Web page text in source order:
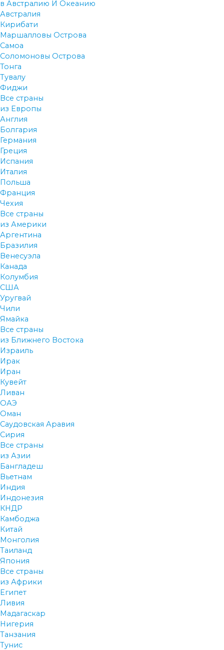
в Австралию И Океанию
Австралия
Кирибати
Маршалловы Острова
Самоа
Соломоновы Острова
Тонга
Тувалу
Фиджи
Все страны
из Европы
Англия
Болгария
Германия
Греция
Испания
Италия
Польша
Франция
Чехия
Все страны
из Америки
Аргентина
Бразилия
Венесуэла
Канада
Колумбия
США
Уругвай
Чили
Ямайка
Все страны
из Ближнего Востока
Израиль
Ирак
Иран
Кувейт
Ливан
ОАЭ
Оман
Саудовская Аравия
Сирия
Все страны
из Азии
Бангладеш
Вьетнам
Индия
Индонезия
КНДР
Камбоджа
Китай
Монголия
Таиланд
Япония
Все страны
из Африки
Египет
Ливия
Мадагаскар
Нигерия
Танзания
Тунис